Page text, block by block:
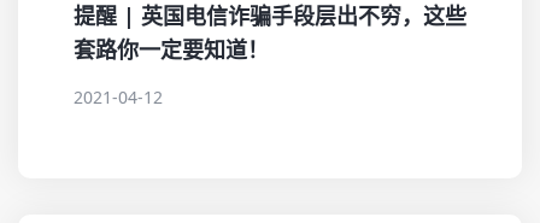
提醒 | 英国电信诈骗手段层出不穷，这些
套路你一定要知道！
2021-04-12